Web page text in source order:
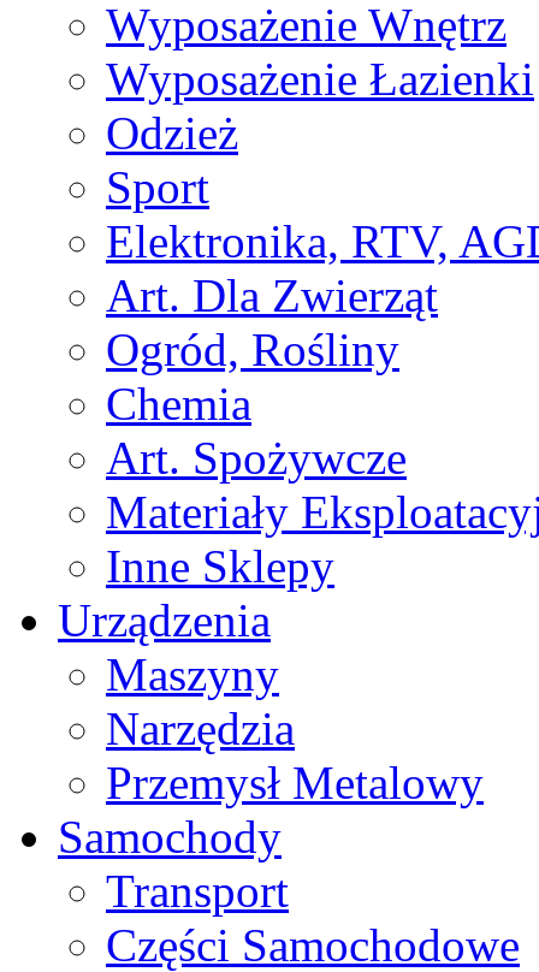
Wyposażenie Wnętrz
Wyposażenie Łazienki
Odzież
Sport
Elektronika, RTV,
Art. Dla Zwierząt
Ogród, Rośliny
Chemia
Art. Spożywcze
Materiały
Inne Sklepy
Urządzenia
Maszyny
Narzędzia
Przemysł Metalowy
Samochody
Transport
Części Samochodowe